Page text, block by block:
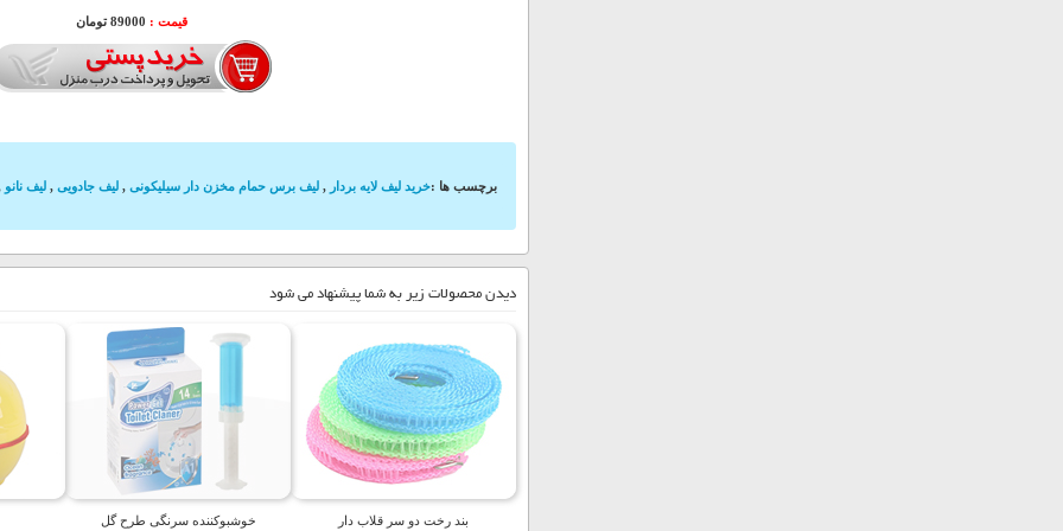
قیمت : 89000 تومان
برچسب ها :خرید لیف لایه بردار , لیف برس حمام مخزن دار سیلیکونی , لیف جادویی , لیف نانو
دیدن محصولات زیر به شما پیشنهاد می شود
بند رخت دو سر قلاب دار خوشبوکننده سرنگی طرح گل